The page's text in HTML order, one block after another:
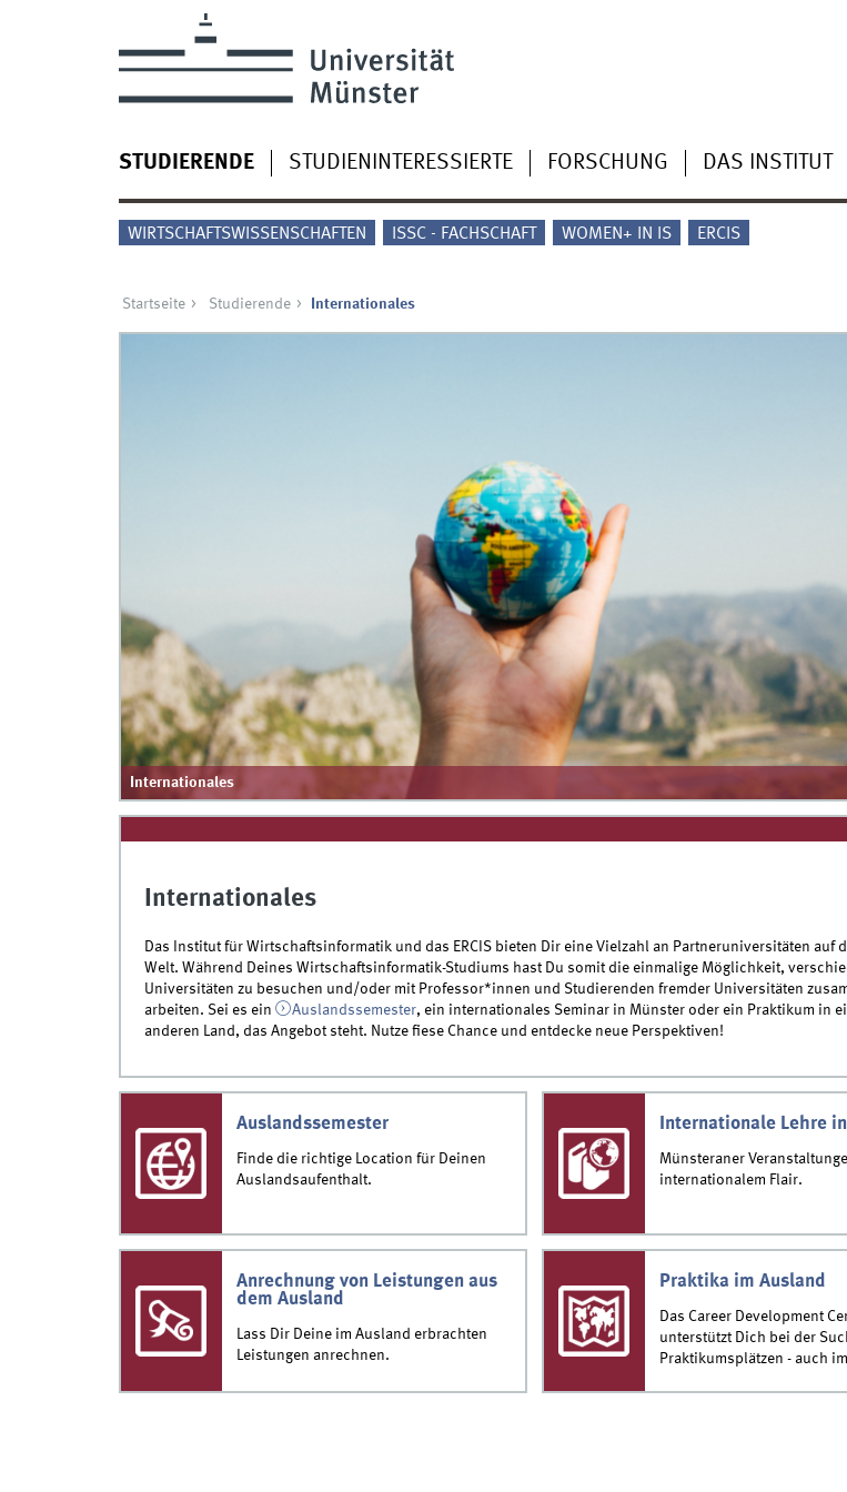
STUDIERENDE STUDIENINTERESSIERTE FORSCHUNG DAS INSTITUT
WIRTSCHAFTSWISSENSCHAFTEN ISSC - FACHSCHAFT WOMEN+ IN IS ERCIS
Startseite Studierende Internationales
Internationales
Internationales
Das Institut für Wirtschaftsinformatik und das ERCIS bieten Dir eine Vielzahl an Partneruniversitäten auf
Welt. Während Deines Wirtschaftsinformatik-Studiums hast Du somit die einmalige Möglichkeit,
Universitäten zu besuchen und/oder mit Professor*innen und Studierenden fremder Universitäten
arbeiten. Sei es ein
Auslandssemester, ein internationales Seminar in Münster oder ein Praktikum in
anderen Land, das Angebot steht. Nutze fiese Chance und entdecke neue Perspektiven!
Auslandssemester
Finde die richtige Location für Deinen
Auslandsaufenthalt.
Internationale Lehre
Münsteraner
internationalem Flair.
Anrechnung von Leistungen aus
dem Ausland
Lass Dir Deine im Ausland erbrachten
Leistungen anrechnen.
Praktika im Ausland
Das Career Development
unterstützt Dich bei der
Praktikumsplätzen - auch